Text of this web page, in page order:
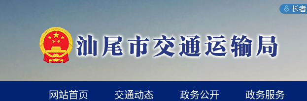
网站首页 交通动态 政务公开 政务服务